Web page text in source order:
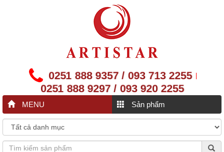
0251 888 9357 / 093 713 2255
0251 888 9297 / 093 920 2255
MENU Sản phẩm